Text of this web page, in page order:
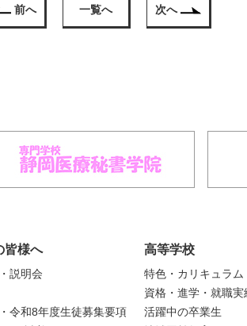
前へ 一覧へ 次へ
皆様へ
説明会
令和8年度生徒募集要項
高等学校
特色・カリキュラム
資格・進学・就職実
活躍中の卒業生